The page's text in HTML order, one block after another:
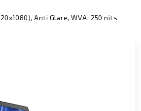
Anti Glare, WVA, 250 nits